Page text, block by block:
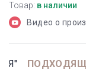
Товар: в наличии
Видео о